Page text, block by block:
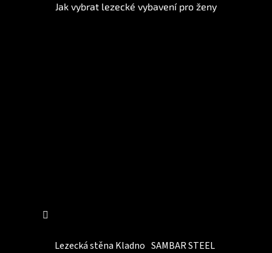
Jak vybrat lezecké vybavení pro ženy
Lezecká stěna Kladno SAMBAR STEEL